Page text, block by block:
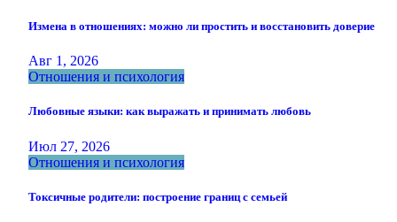
Измена в отношениях: можно ли простить и восстановить доверие
Авг 1, 2026
Отношения и психология
Любовные языки: как выражать и принимать любовь
Июл 27, 2026
Отношения и психология
Токсичные родители: построение границ с семьей